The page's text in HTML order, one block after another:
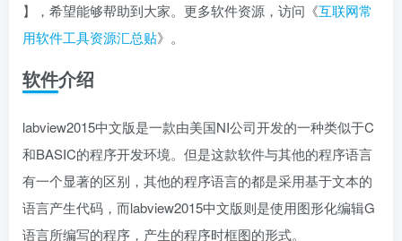
】，希望能够帮助到大家。更多软件资源，访问《互联网常
用软件工具资源汇总贴》。
软件介绍
labview2015中文版是一款由美国NI公司开发的一种类似于C
和BASIC的程序开发环境。但是这款软件与其他的程序语言
有一个显著的区别，其他的程序语言的都是采用基于文本的
语言产生代码，而labview2015中文版则是使用图形化编辑G
语言所编写的程序，产生的程序时框图的形式。